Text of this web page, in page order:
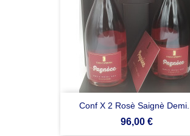
Conf X 2 Rosè Saignè Demi...
Prezzo
96,00 €